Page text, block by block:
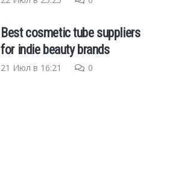
Best cosmetic tube suppliers
for indie beauty brands
21 Июл в 16:21 0